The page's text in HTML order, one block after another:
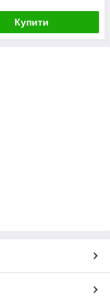
Купити